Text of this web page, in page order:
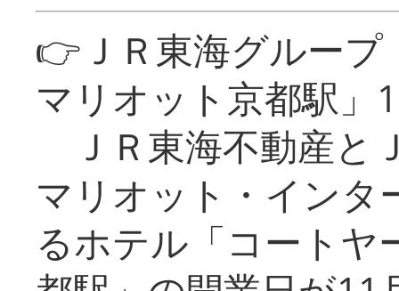
👉ＪＲ東海グルー
マリオット京都駅」
ＪＲ東海不動産と
マリオット・インタ
るホテル「コートヤ